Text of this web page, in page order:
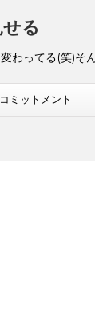
る
わってる(笑)そ
ミットメント